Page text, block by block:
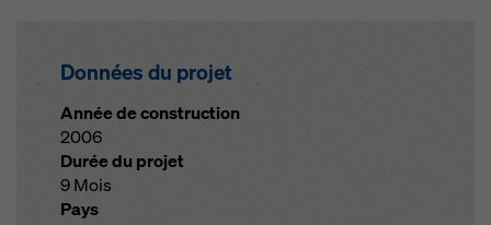
Données du projet
Année de construction
2006
Durée du projet
9 Mois
Pays